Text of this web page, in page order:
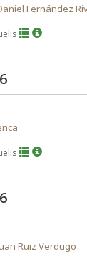
Fernández
Ruiz Verdugo